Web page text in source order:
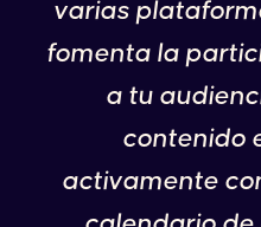
varias
fomenta la
a tu
contenido
activamente